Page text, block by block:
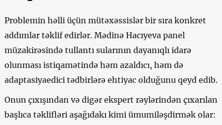
Problemin həlli üçün mütəxəssislər bir sıra konkret
addımlar təklif edirlər. Mədinə Hacıyeva panel
müzakirəsində tullantı sularının dayanıqlı idarə
olunması istiqamətində həm azaldıcı, həm də
adaptasiyaedici tədbirlərə ehtiyac olduğunu qeyd edib.
Onun çıxışından və digər ekspert rəylərindən çıxarılan
başlıca təklifləri aşağıdakı kimi ümumiləşdirmək olar: